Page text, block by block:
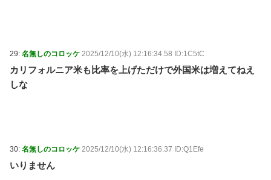
29: 名無しのコロッケ 2025/12/10(水) 12:16:34.58 ID:1C5tC
カリフォルニア米も比率を上げただけで外国米は増えてねえ
しな
30: 名無しのコロッケ 2025/12/10(水) 12:16:36.37 ID:Q1Efe
いりません